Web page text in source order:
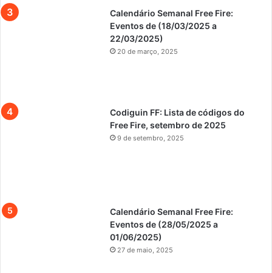
Calendário Semanal Free Fire:
Eventos de (18/03/2025 a
22/03/2025)
20 de março, 2025
Codiguin FF: Lista de códigos do
Free Fire, setembro de 2025
9 de setembro, 2025
Calendário Semanal Free Fire:
Eventos de (28/05/2025 a
01/06/2025)
27 de maio, 2025